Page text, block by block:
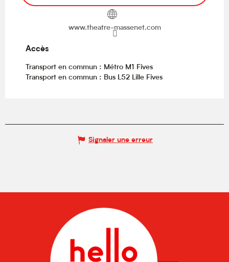
www.theatre-massenet.com
Accès
Accès
Transport en commun : Métro M1 Fives
Transport en commun : Bus L52 Lille Fives
Signaler une erreur